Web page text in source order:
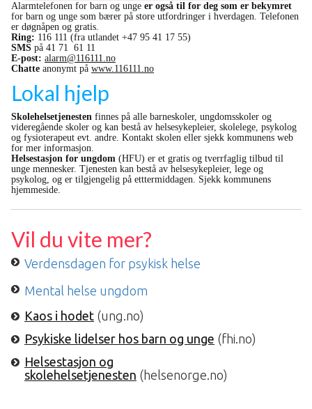
Alarmtelefonen for barn og unge er også til for deg som er bekymret
for barn og unge som bærer på store utfordringer i hverdagen. Telefonen
er døgnåpen og gratis.
Ring: 116 111 (fra utlandet +47 95 41 17 55)
SMS på 41 71 61 11
E-post: alarm@116111.no
Chatte anonymt på www.116111.no
Lokal hjelp
Skolehelsetjenesten finnes på alle barneskoler, ungdomsskoler og
videregående skoler og kan bestå av helsesykepleier, skolelege, psykolog
og fysioterapeut evt. andre. Kontakt skolen eller sjekk kommunens web
for mer informasjon.
Helsestasjon for ungdom (HFU) er et gratis og tverrfaglig tilbud til
unge mennesker. Tjenesten kan bestå av helsesykepleier, lege og
psykolog, og er tilgjengelig på etttermiddagen. Sjekk kommunens
hjemmeside.
Vil du vite mer?
Verdensdagen for psykisk helse
Mental helse ungdom
Kaos i hodet (ung.no)
Psykiske lidelser hos barn og unge (fhi.no)
Helsestasjon og
skolehelsetjenesten (helsenorge.no)